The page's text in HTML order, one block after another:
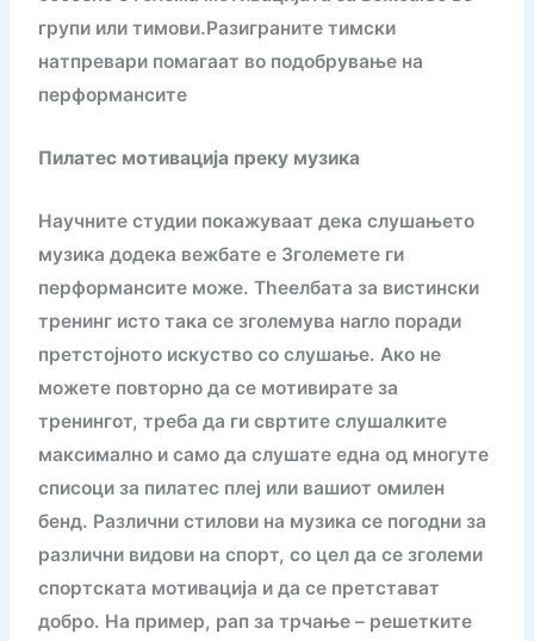
групи или тимови.Разиграните тимски
натпревари помагаат во подобрување на
перформансите
Пилатес мотивација преку музика
Научните студии покажуваат дека слушањето
музика додека вежбате е Зголемете ги
перформансите може. Theелбата за вистински
тренинг исто така се зголемува нагло поради
претстојното искуство со слушање. Ако не
можете повторно да се мотивирате за
тренингот, треба да ги свртите слушалките
максимално и само да слушате една од многуте
списоци за пилатес плеј или вашиот омилен
бенд. Различни стилови на музика се погодни за
различни видови на спорт, со цел да се зголеми
спортската мотивација и да се претстават
добро. На пример, рап за трчање – решетките